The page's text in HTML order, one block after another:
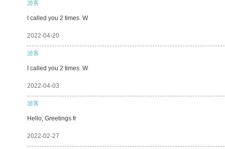
游客
I called you 2 times. W
2022-04-20
游客
I called you 2 times. W
2022-04-03
游客
Hello, Greetings fr
2022-02-27